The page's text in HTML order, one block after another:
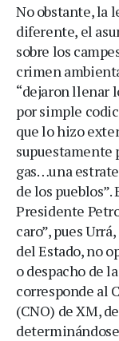
No obstante, la
diferente, el
sobre los
crimen
“dejaron llenar
por simple
que lo hizo
supuestamente
gas…una
de los
Presidente
caro”, pues
del Estado, no
o despacho de
corresponde al
(CNO) de XM,